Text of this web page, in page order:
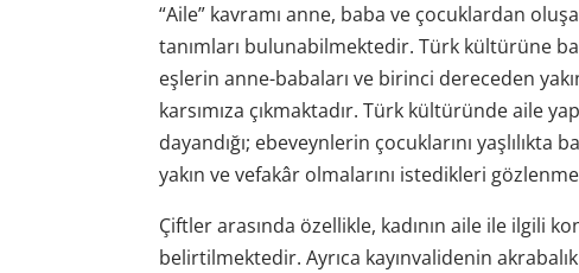
“Aile” kavramı anne, baba ve çocuklardan
tanımları bulunabilmektedir. Türk kültürüne
eşlerin anne-babaları ve birinci dereceden
karsımıza çıkmaktadır. Türk kültüründe aile
dayandığı; ebeveynlerin çocuklarını
yakın ve vefakâr olmalarını istedikleri
Çiftler arasında özellikle, kadının aile ile ilgili
belirtilmektedir. Ayrıca kayınvalidenin